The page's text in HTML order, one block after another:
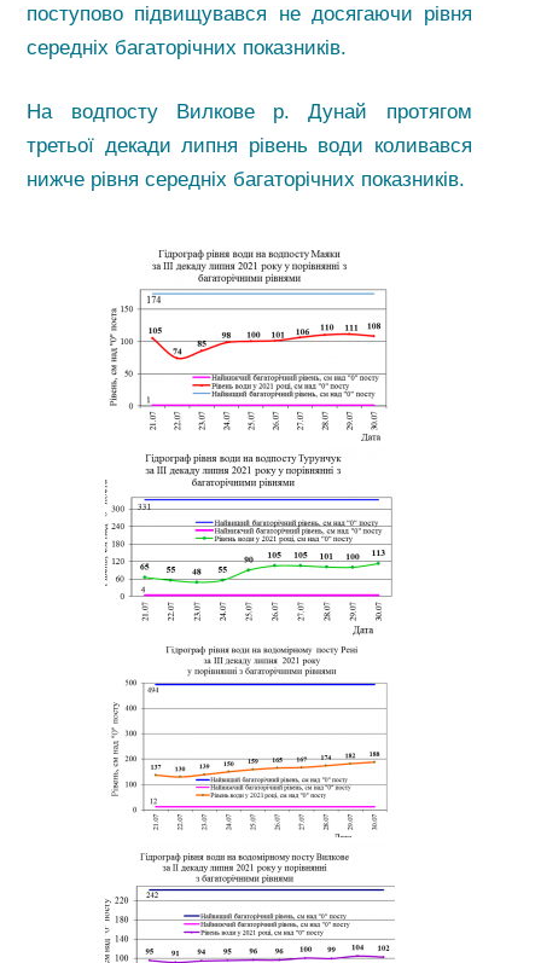
поступово підвищувався не досягаючи рівня
середніх багаторічних показників.
На водпосту Вилкове р. Дунай протягом
третьої декади липня рівень води коливався
нижче рівня середніх багаторічних показників.